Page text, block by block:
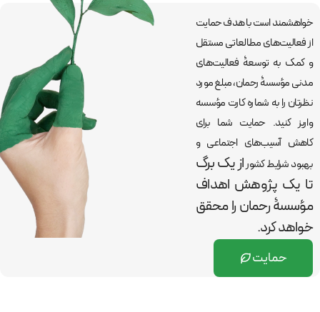
خواهشمند است با هدف حمایت
از فعالیت‌های مطالعاتی مستقل
و کمک به توسعۀ فعالیت‌های
مدنی مؤسسۀ رحمان، مبلغ مورد
نظرتان را به شماره کارت مؤسسه
واریز کنید. حمایت شما برای
کاهش آسیب‌های اجتماعی و
بهبود شرایط کشوراز یک برگ
تا یک پژوهش اهداف
مؤسسۀ رحمان رامحقق
خواهد کرد.
حمایت